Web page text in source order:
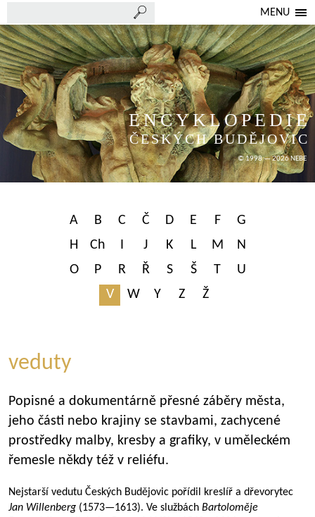
MENU
ENCYKLOPEDIE
ČESKÝCH BUDĚJOVIC
© 1998 — 2026 NEBE
A B C Č D E F
G
H
Ch I J K L M
N
O
P R Ř S Š T
U
V
W Y Z Ž
veduty
Popisné a dokumentárně přesné záběry města,
jeho části nebo krajiny se stavbami, zachycené
prostředky malby, kresby a grafiky, v uměleckém
řemesle někdy též v reliéfu.
Nejstarší vedutu Českých Budějovic pořídil kreslíř a dřevorytec
Jan Willenberg (1573—1613). Ve službách Bartoloměje